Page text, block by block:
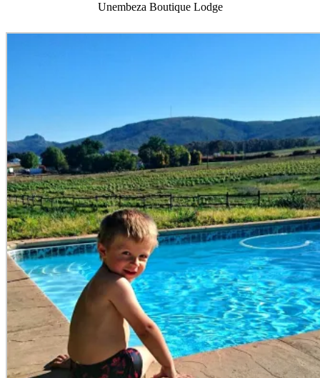
Unembeza Boutique Lodge